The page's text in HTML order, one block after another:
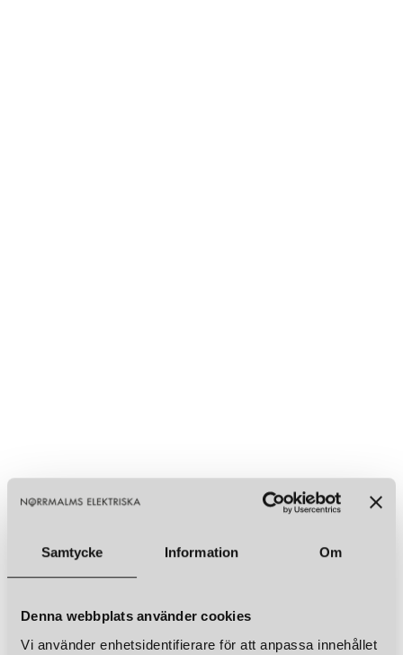
Samtycke Information Om
Denna webbplats använder cookies
Vi använder enhetsidentifierare för att anpassa innehållet